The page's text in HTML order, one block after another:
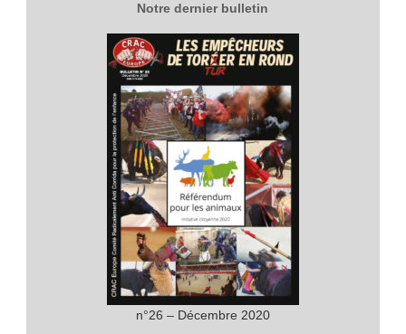
Notre dernier bulletin
n°26 – Décembre 2020